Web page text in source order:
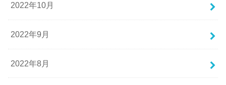
2022年10月
2022年9月
2022年8月